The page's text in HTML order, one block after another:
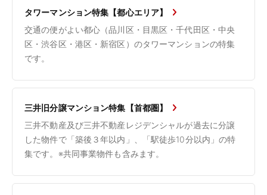
タワーマンション特集【都心エリア】
交通の便がよい都心（品川区・目黒区・千代田区・中央
区・渋谷区・港区・新宿区）のタワーマンションの特集
です。
三井旧分譲マンション特集【首都圏】
三井不動産及び三井不動産レジデンシャルが過去に分譲
した物件で「築後３年以内」、「駅徒歩10分以内」の特
集です。※共同事業物件も含みます。